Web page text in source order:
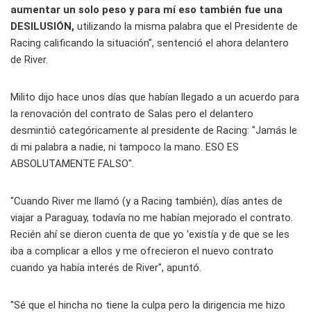
aumentar un solo peso y para mí eso también fue una
DESILUSIÓN, utilizando la misma palabra que el Presidente de
Racing calificando la situación", sentenció el ahora delantero
de River.
Milito dijo hace unos días que habían llegado a un acuerdo para
la renovación del contrato de Salas pero el delantero
desmintió categóricamente al presidente de Racing: "Jamás le
di mi palabra a nadie, ni tampoco la mano. ESO ES
ABSOLUTAMENTE FALSO".
"Cuando River me llamó (y a Racing también), días antes de
viajar a Paraguay, todavía no me habían mejorado el contrato.
Recién ahí se dieron cuenta de que yo 'existía y de que se les
iba a complicar a ellos y me ofrecieron el nuevo contrato
cuando ya había interés de River", apuntó.
"Sé que el hincha no tiene la culpa pero la dirigencia me hizo